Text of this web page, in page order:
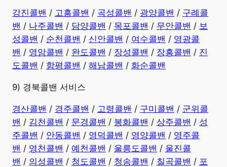
강진콜밴 / 고흥콜밴 / 곡성콜밴 / 광양콜밴 / 구례콜
밴 / 나주콜밴 / 담양콜밴 / 목포콜밴 / 무안콜밴 / 보
성콜밴 / 순천콜밴 / 신안콜밴 / 여수콜밴 / 영광콜
밴 / 영암콜밴 / 완도콜밴 / 장성콜밴 / 장흥콜밴 / 진
도콜밴 / 함평콜밴 / 해남콜밴 / 화순콜밴
9) 경북콜밴 서비스
경산콜밴 / 경주콜밴 / 고령콜밴 / 구미콜밴 / 군위콜
밴 / 김천콜밴 / 문경콜밴 / 봉화콜밴 / 상주콜밴 / 성
주콜밴 / 안동콜밴 / 영덕콜밴 / 영양콜밴 / 영주콜
밴 / 영천콜밴 / 예천콜밴 / 울릉도콜밴 / 울진콜
밴 / 의성콜밴 / 청도콜밴 / 청송콜밴 / 칠곡콜밴 / 포